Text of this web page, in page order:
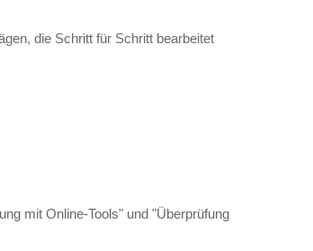
die Schritt für Schritt bearbeitet
mit Online-Tools" und "Überprüfung